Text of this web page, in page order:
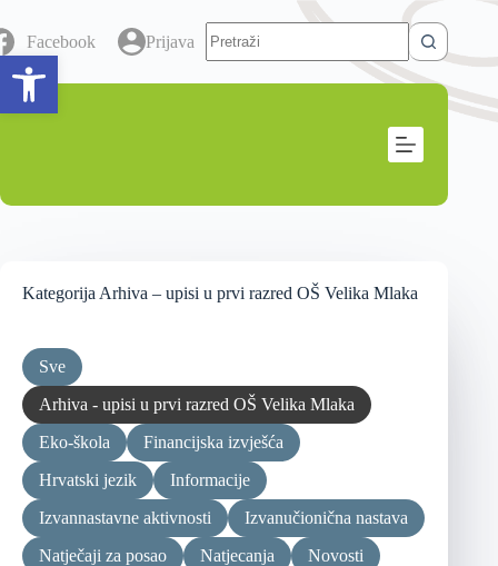
Open toolbar
Facebook Prijava
Kategorija Arhiva – upisi u prvi razred OŠ Velika Mlaka
Sve
Arhiva - upisi u prvi razred OŠ Velika Mlaka
Eko-škola
Financijska izvješća
Hrvatski jezik
Informacije
Izvannastavne aktivnosti
Izvanučionična nastava
Natječaji za posao
Natjecanja
Novosti